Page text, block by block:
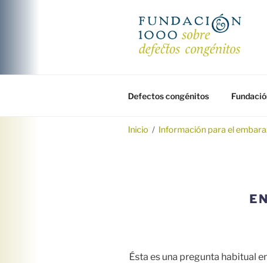
Defectos congénitos
Inicio / Información para el
Ésta es una pregunta habitual